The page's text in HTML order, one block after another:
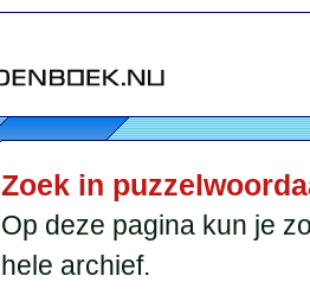
Zoek in
Op deze pagina kun je
hele archief.